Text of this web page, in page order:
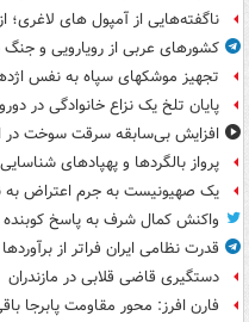
ناگفته‌هایی از آمپول های لاغری؛
کشورهای عربی از رویارویی و جنگ
تجهیز موشکهای سپاه به نفس
پایان تلخ یک نزاع خانوادگی در
افزایش بی‌سابقه سرقت سوخت در
پرواز بالگردها و پهپادهای
یک صهیونیست به جرم اعتراض به
واکنش کمال شرف به پاسخ
قدرت نظامی ایران فراتر از برآوردها
دستگیری قاضی قلابی در مازندران
فارن افرز: محور مقاومت پابرجا